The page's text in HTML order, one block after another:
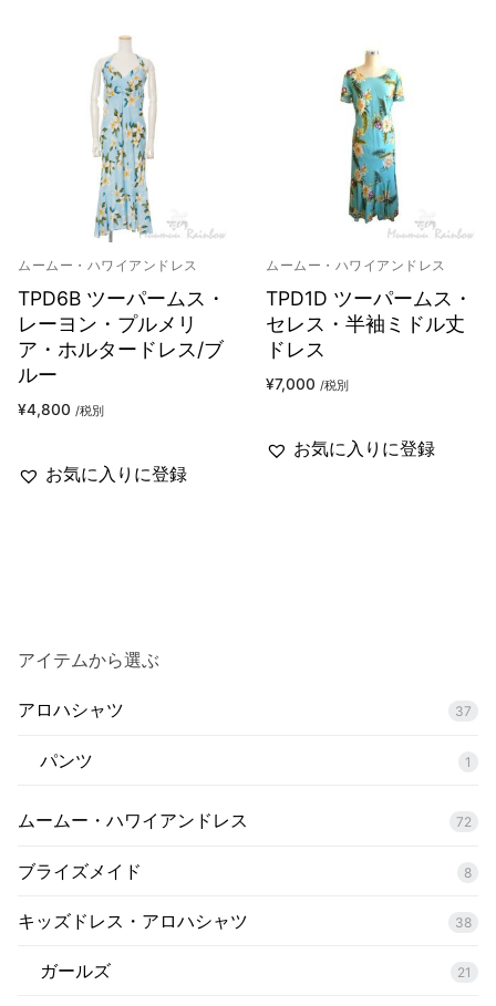
ムームー・ハワイアンドレス
TPD6B ツーパームス・
レーヨン・プルメリ
ア・ホルタードレス/ブ
ルー
¥4,800 /税別
お気に入りに登録
ムームー・ハワイアンドレス
TPD1D ツーパームス・
セレス・半袖ミドル丈
ドレス
¥7,000 /税別
お気に入りに登録
アイテムから選ぶ
アロハシャツ 37
パンツ 1
ムームー・ハワイアンドレス 72
ブライズメイド 8
キッズドレス・アロハシャツ 38
ガールズ 21